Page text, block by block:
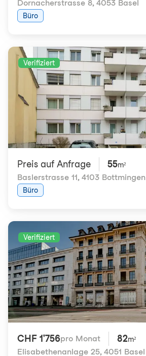
Dornacherstrasse 8, 4053 Basel
Büro
Verifiziert
Preis auf Anfrage 55m²
Baslerstrasse 11, 4103 Bottmingen
Büro
Verifiziert
CHF 1'756pro Monat 82m²
Elisabethenanlage 25, 4051 Basel